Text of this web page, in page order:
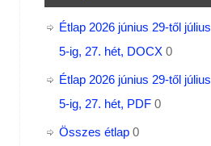
Étlap 2026 június 29-től július
5-ig, 27. hét, DOCX 0
Étlap 2026 június 29-től július
5-ig, 27. hét, PDF 0
Összes étlap 0